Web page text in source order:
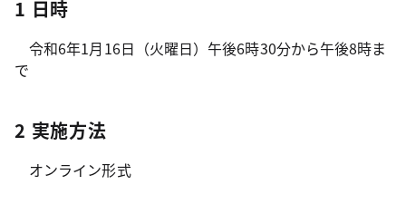
1 日時
令和6年1月16日（火曜日）午後6時30分から午後8時ま
で
2 実施方法
オンライン形式